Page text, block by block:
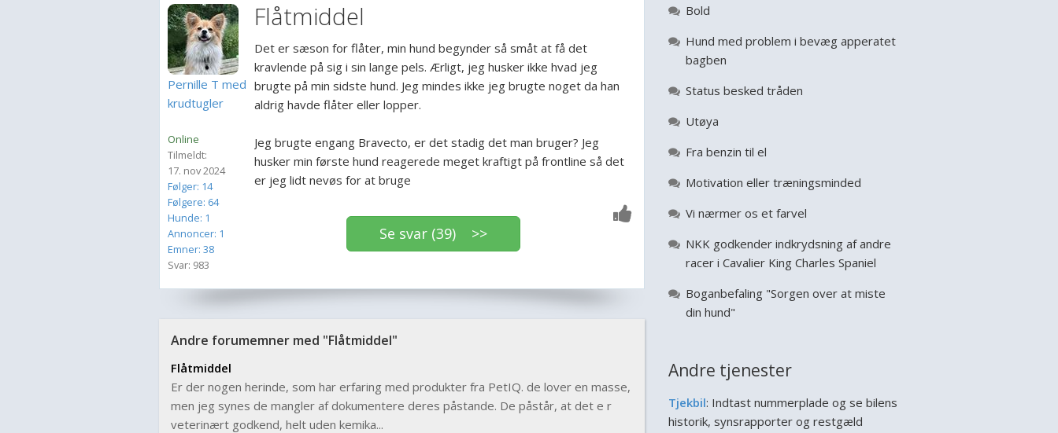
Pernille T med
krudtugler
Online
Tilmeldt:
17. nov 2024
Følger: 14
Følgere: 64
Hunde: 1
Annoncer: 1
Emner: 38
Svar: 983
Flåtmiddel
Det er sæson for flåter, min hund begynder så småt at få det
kravlende på sig i sin lange pels. Ærligt, jeg husker ikke hvad jeg
brugte på min sidste hund. Jeg mindes ikke jeg brugte noget da han
aldrig havde flåter eller lopper.
Jeg brugte engang Bravecto, er det stadig det man bruger? Jeg
husker min første hund reagerede meget kraftigt på frontline så det
er jeg lidt nevøs for at bruge
Se svar (39) >>
Andre forumemner med "Flåtmiddel"
Flåtmiddel
Er der nogen herinde, som har erfaring med produkter fra PetIQ. de lover en masse,
men jeg synes de mangler af dokumentere deres påstande. De påstår, at det e r
veterinært godkend, helt uden kemika...
Bold
Hund med problem i bevæg apperatet
bagben
Status besked tråden
Utøya
Fra benzin til el
Motivation eller træningsminded
Vi nærmer os et farvel
NKK godkender indkrydsning af andre
racer i Cavalier King Charles Spaniel
Boganbefaling "Sorgen over at miste
din hund"
Andre tjenester
Tjekbil: Indtast nummerplade og se bilens
historik, synsrapporter og restgæld